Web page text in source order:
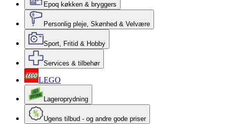
Epoq køkken & bryggers
Personlig pleje, Skønhed & Velvære
Sport, Fritid & Hobby
Services & tilbehør
LEGO
Lageroprydning
Ugens tilbud - og andre gode priser